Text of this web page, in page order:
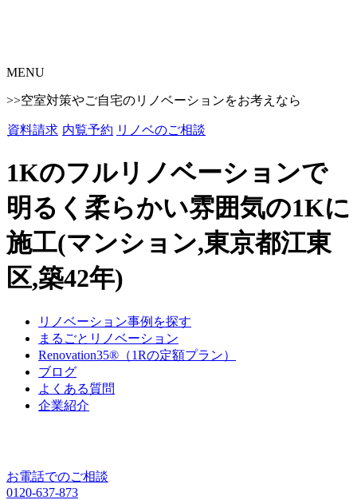
MENU
>>空室対策やご自宅のリノベーションをお考えなら
資料請求 内覧予約 リノベのご相談
1Kのフルリノベーションで
明るく柔らかい雰囲気の1Kに
施工(マンション,東京都江東
区,築42年)
リノベーション事例を探す
まるごとリノベーション
Renovation35®（1Rの定額プラン）
ブログ
よくある質問
企業紹介
お電話でのご相談
0120-637-873